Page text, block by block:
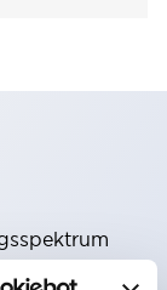
Bereich